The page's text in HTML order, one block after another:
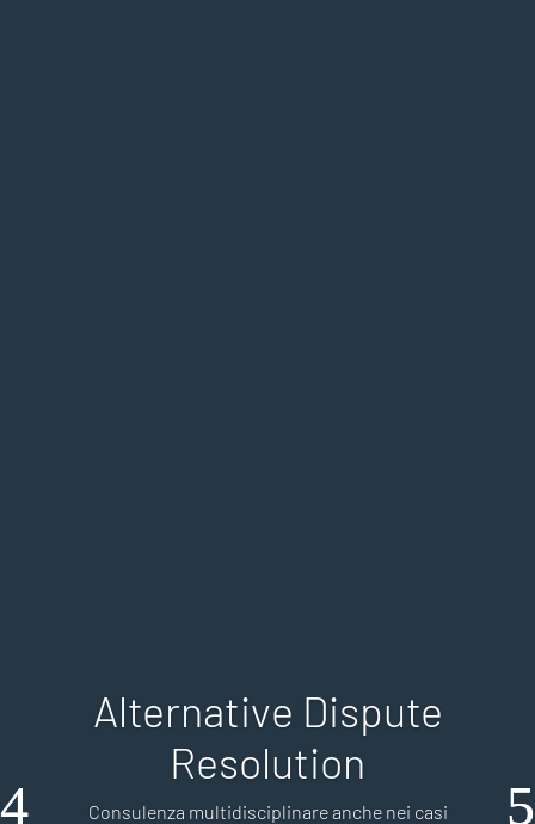
Alternative Dispute
Resolution
Consulenza multidisciplinare anche nei casi